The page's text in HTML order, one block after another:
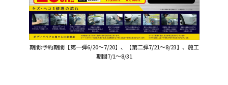
期間:予約期間【第一弾6/20～7/20】、【第二弾7/21～8/23】、施工
期間7/1～8/31